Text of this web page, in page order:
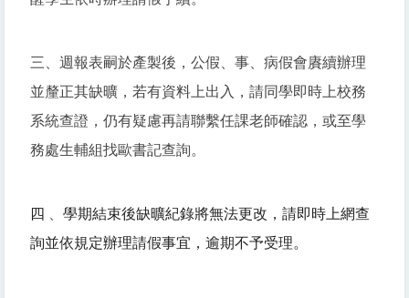
三、週報表嗣於產製後，公假、事、病假會賡續辦理
並釐正其缺曠，若有資料上出入，請同學即時上校務
系統查證，仍有疑慮再請聯繫任課老師確認，或至學
務處生輔組找歐書記查詢。
四 學期結束後缺曠紀錄將無法更改， 請即時上網查
詢並依規定辦理請假事宜，逾期不予受理。